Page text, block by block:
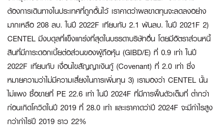
ต้องการเดินทางในประเทศที่ถูกอั้นไว้ เราคาดว่าผลขาดทุนจะลดลงอย่าง
มากเหลือ 208 ลบ. ในปี 2022F เทียบกับ 2.1 พันลบ. ในปี 2021F 2)
CENTEL มีงบดุลที่แข็งแกร่งที่สุดในบรรดาบริษัทอื่น โดยมีอัตราส่วนหนี้
สินที่มีภาระดอกเบี้ยต่อส่วนของผู้ถือหุ้น (GIBD/E) ที่ 0.9 เท่า ในปี
2022F เทียบกับ เงื่อนไขสัญญาเงินกู้ (Covenant) ที่ 2.0 เท่า ซึ่ง
หมายความว่าไม่มีความเสี่ยงในการเพิ่มทุน 3) เรามองว่า CENTEL นั้น
ไม่แพง ซื้อขายที่ PE 22.6 เท่า ในปี 2024F ที่มีการฟื้นตัวเต็มที่ ต่ำกว่า
ก่อนเกิดโควิดในปี 2019 ที่ 28.0 เท่า และเราคาดว่าปี 2024F จะมีกำไรสูง
กว่ากำไรปี 2019 ราว 22%